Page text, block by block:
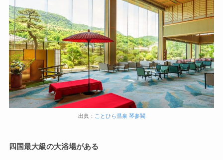
出典： ことひら温泉 琴参閣
四国最大級の大浴場がある